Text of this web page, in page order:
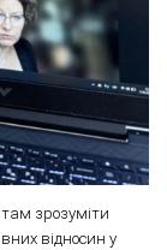
зрозуміти
відносин у